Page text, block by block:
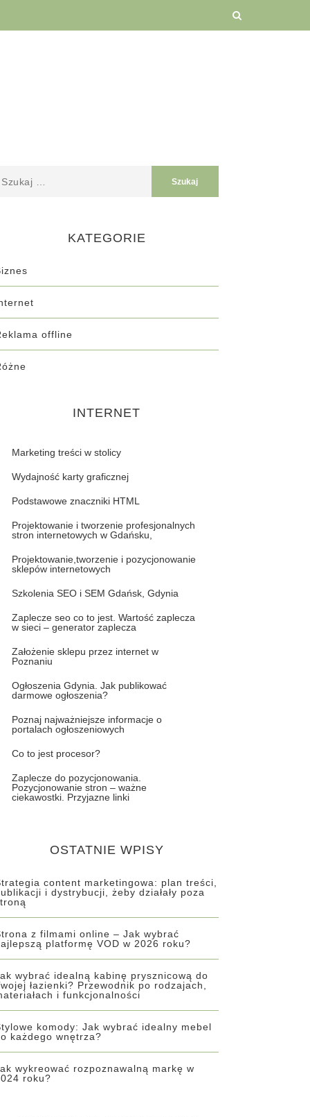
KATEGORIE
offline
INTERNET
Marketing treści w stolicy
Wydajność karty graficznej
Podstawowe znaczniki HTML
Projektowanie i tworzenie profesjonalnych
stron internetowych w Gdańsku,
Projektowanie,tworzenie i pozycjonowanie
sklepów internetowych
Szkolenia SEO i SEM Gdańsk, Gdynia
Zaplecze seo co to jest. Wartość zaplecza
w sieci – generator zaplecza
Założenie sklepu przez internet w
Poznaniu
Ogłoszenia Gdynia. Jak publikować
darmowe ogłoszenia?
Poznaj najważniejsze informacje o
portalach ogłoszeniowych
Co to jest procesor?
Zaplecze do pozycjonowania.
Pozycjonowanie stron – ważne
ciekawostki. Przyjazne linki
OSTATNIE WPISY
content marketingowa: plan treści,
i dystrybucji, żeby działały poza
z filmami online – Jak wybrać
platformę VOD w 2026 roku?
wybrać idealną kabinę prysznicową do
łazienki? Przewodnik po rodzajach,
i funkcjonalności
komody: Jak wybrać idealny mebel
każdego wnętrza?
wykreować rozpoznawalną markę w
roku?